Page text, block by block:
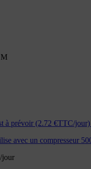
à prévoir (2.72 €TTC/jour)
avec un compresseur
jour